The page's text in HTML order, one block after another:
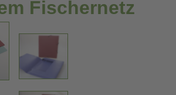
Fischernetz